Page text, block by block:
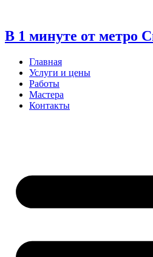
содержимому
В 1 минуте от метро
Главная
Услуги и цены
Работы
Мастера
Контакты